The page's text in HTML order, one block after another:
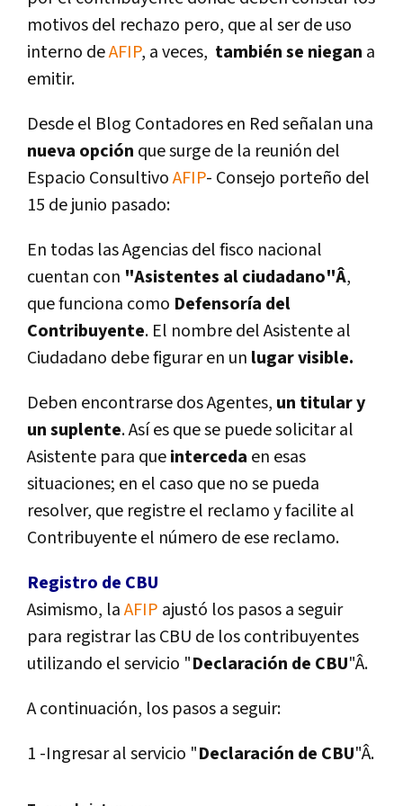
motivos del rechazo pero, que al ser de uso
interno deAFIP, a veces, también se niegan a
emitir.
Desde el Blog Contadores en Red señalan una
nueva opción que surge de la reunión del
Espacio ConsultivoAFIP- Consejo porteño del
15 de junio pasado:
En todas las Agencias del fisco nacional
cuentan con "Asistentes al ciudadano"Â,
que funciona como Defensorí­a del
Contribuyente. El nombre del Asistente al
Ciudadano debe figurar en un lugar visible.
Deben encontrarse dos Agentes, un titular y
un suplente. Así­ es que se puede solicitar al
Asistente para queinterceda en esas
situaciones; en el caso que no se pueda
resolver, que registre el reclamo y facilite al
Contribuyente el número de ese reclamo.
Registro de CBU
Asimismo, laAFIP ajustó los pasos a seguir
para registrar las CBU de los contribuyentes
utilizando el servicio "Declaración de CBU"Â.
A continuación, los pasos a seguir:
1 -Ingresar al servicio "Declaración de CBU"Â.